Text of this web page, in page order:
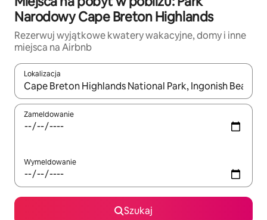
Narodowy Cape Breton Highlands
Rezerwuj wyjątkowe kwatery wakacyjne, domy i inne
miejsca na Airbnb
Lokalizacja
Gdy wyniki będą dostępne, możesz poruszać się po nich za
Zameldowanie
Wymeldowanie
Szukaj